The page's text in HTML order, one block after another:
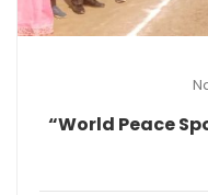
“World Peace